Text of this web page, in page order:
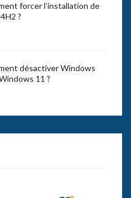
forcer l’installation de
?
désactiver Windows
11 ?